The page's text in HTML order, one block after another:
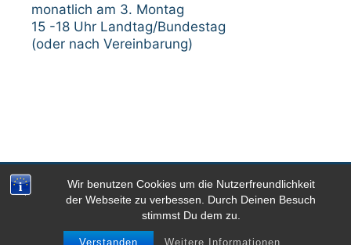
Wir benutzen Cookies um die Nutzerfreundlichkeit
der Webseite zu verbessen. Durch Deinen Besuch
stimmst Du dem zu.
Verstanden Weitere Informationen
monatlich am 3. Montag
15 -18 Uhr Landtag/Bundestag
(oder nach Vereinbarung)
Impressum Datenschutzerklärung
© 2026 AfD-Kreisverband Nordsachsen
GeneratePress